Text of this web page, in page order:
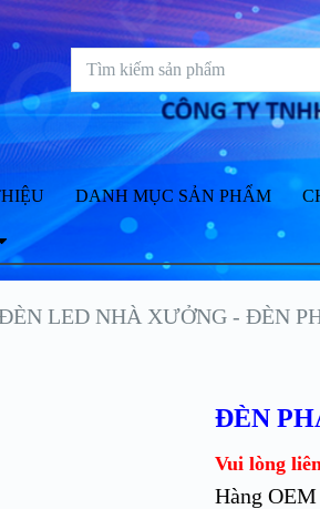
DANH MỤC SẢN PHẨM
LED NHÀ XƯỞNG - ĐÈN
ĐÈN
Vui lòng
Hàng OEM